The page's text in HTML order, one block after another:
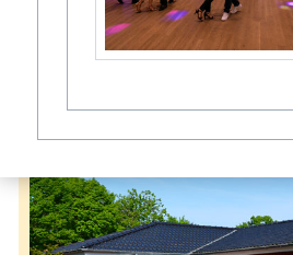
Ferienwohnung Ostseebad